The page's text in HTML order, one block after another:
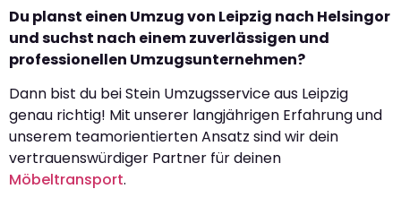
Du planst einen Umzug von Leipzig nach Helsingor
und suchst nach einem zuverlässigen und
professionellen Umzugsunternehmen?
Dann bist du bei Stein Umzugsservice aus Leipzig
genau richtig! Mit unserer langjährigen Erfahrung und
unserem teamorientierten Ansatz sind wir dein
vertrauenswürdiger Partner für deinen
Möbeltransport.